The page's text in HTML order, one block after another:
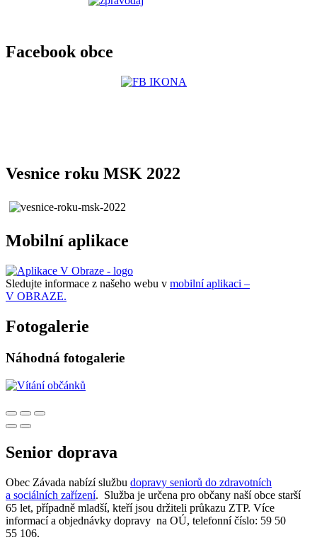
Facebook obce
Vesnice roku MSK 2022
Mobilní aplikace
Sledujte informace z našeho webu v mobilní aplikaci –
V OBRAZE.
Fotogalerie
Náhodná fotogalerie
Senior doprava
Obec Závada nabízí službu dopravy seniorů do zdravotních
a sociálních zařízení. Služba je určena pro občany naší obce starší
65 let, případně mladší, kteří jsou držiteli průkazu ZTP. Více
informací a objednávky dopravy na OÚ, telefonní číslo: 59 50
55 106.